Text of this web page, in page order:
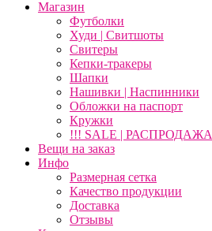
Магазин
Футболки
Худи | Свитшоты
Свитеры
Кепки-тракеры
Шапки
Нашивки | Наспинники
Обложки на паспорт
Кружки
!!! SALE | РАСПРОДАЖА
Вещи на заказ
Инфо
Размерная сетка
Качество продукции
Доставка
Отзывы